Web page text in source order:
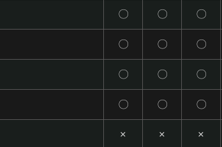
〇 〇 〇
〇 〇 〇
〇 〇 〇
〇 〇 〇
× × ×